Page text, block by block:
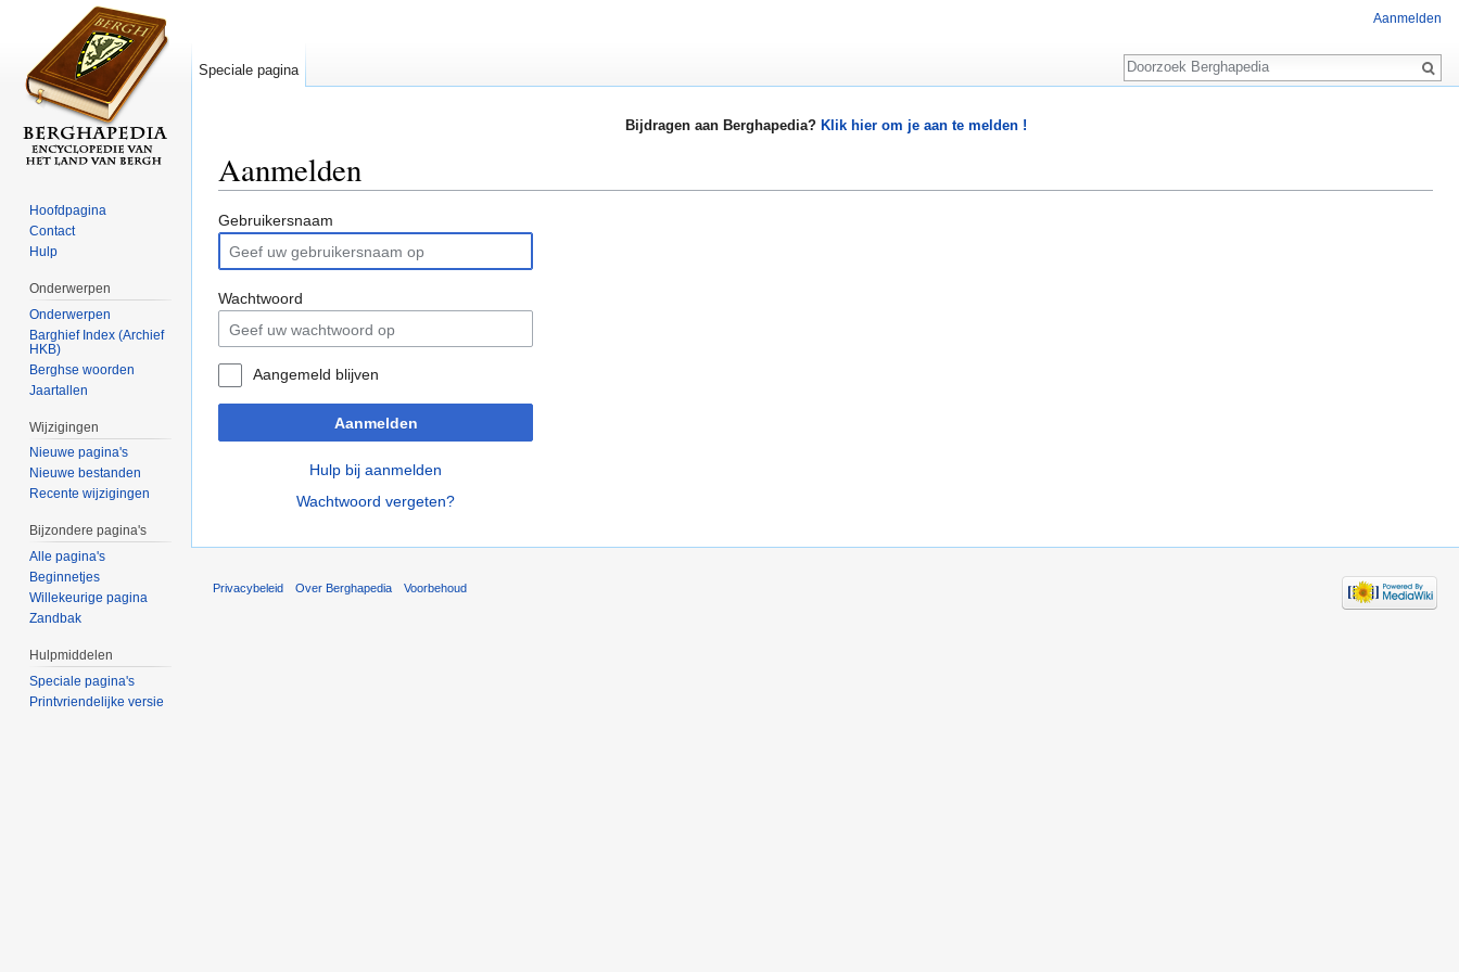
Bijdragen aan Berghapedia? Klik hier om je aan te melden !
Aanmelden
Gebruikersnaam
Wachtwoord
Aangemeld blijven
Aanmelden
Hulp bij aanmelden
Wachtwoord vergeten?
Aanmelden
Speciale pagina
Zoeken
Hoofdpagina
Contact
Hulp
Onderwerpen
Onderwerpen
Barghief Index (Archief
HKB)
Berghse woorden
Jaartallen
Wijzigingen
Nieuwe pagina's
Nieuwe bestanden
Recente wijzigingen
Bijzondere pagina's
Alle pagina's
Beginnetjes
Willekeurige pagina
Zandbak
Hulpmiddelen
Speciale pagina's
Printvriendelijke versie
Privacybeleid Over Berghapedia Voorbehoud